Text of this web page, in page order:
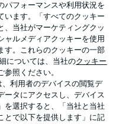
meant to be
パフォーマンスや利用状況を
います。「すべてのクッキー
、当社がマーケティングクッ
ャルメディアクッキーを使用
す。これらのクッキーの一部
については、当社のクッキー
参照ください。
、利用者のデバイスの閲覧デ
ータにアクセスし、デバイス
を選択すると、「当社と当社
とで以下を提供します」に記